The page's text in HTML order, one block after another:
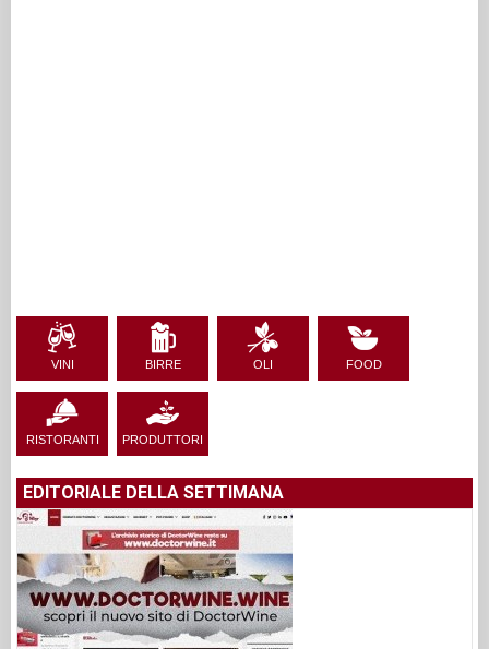
VINI BIRRE OLI FOOD
RISTORANTI PRODUTTORI
EDITORIALE DELLA SETTIMANA